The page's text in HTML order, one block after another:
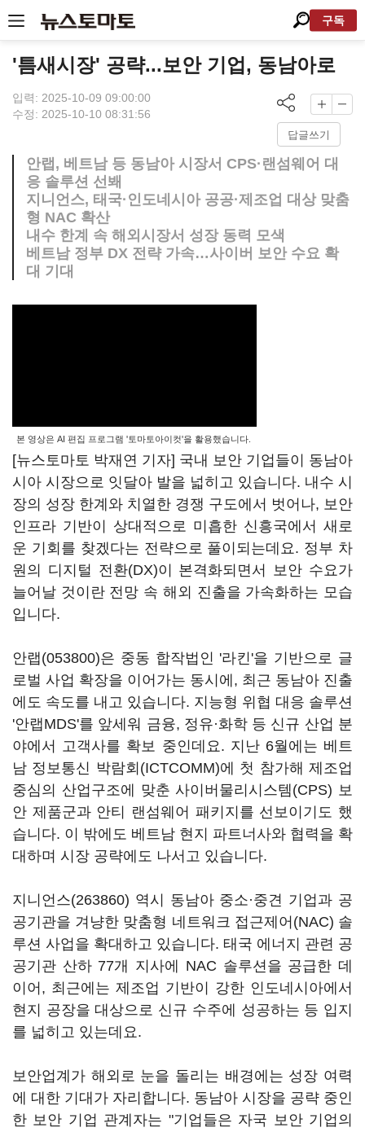
구독
'틈새시장' 공략...보안 기업, 동남아로
입력: 2025-10-09 09:00:00
수정: 2025-10-10 08:31:56
답글쓰기
안랩, 베트남 등 동남아 시장서 CPS·랜섬웨어 대
응 솔루션 선봬
지니언스, 태국·인도네시아 공공·제조업 대상 맞춤
형 NAC 확산
내수 한계 속 해외시장서 성장 동력 모색
베트남 정부 DX 전략 가속…사이버 보안 수요 확
대 기대
본 영상은 AI 편집 프로그램 '토마토아이컷'을 활용했습니다.
[뉴스토마토 박재연 기자] 국내 보안 기업들이 동남아
시아 시장으로 잇달아 발을 넓히고 있습니다. 내수 시
장의 성장 한계와 치열한 경쟁 구도에서 벗어나, 보안
인프라 기반이 상대적으로 미흡한 신흥국에서 새로
운 기회를 찾겠다는 전략으로 풀이되는데요. 정부 차
원의 디지털 전환(DX)이 본격화되면서 보안 수요가
늘어날 것이란 전망 속 해외 진출을 가속화하는 모습
입니다.
안랩(053800)은 중동 합작법인 '라킨'을 기반으로 글
로벌 사업 확장을 이어가는 동시에, 최근 동남아 진출
에도 속도를 내고 있습니다. 지능형 위협 대응 솔루션
'안랩MDS'를 앞세워 금융, 정유·화학 등 신규 산업 분
야에서 고객사를 확보 중인데요. 지난 6월에는 베트
남 정보통신 박람회(ICTCOMM)에 첫 참가해 제조업
중심의 산업구조에 맞춘 사이버물리시스템(CPS) 보
안 제품군과 안티 랜섬웨어 패키지를 선보이기도 했
습니다. 이 밖에도 베트남 현지 파트너사와 협력을 확
대하며 시장 공략에도 나서고 있습니다.
지니언스(263860) 역시 동남아 중소·중견 기업과 공
공기관을 겨냥한 맞춤형 네트워크 접근제어(NAC) 솔
루션 사업을 확대하고 있습니다. 태국 에너지 관련 공
공기관 산하 77개 지사에 NAC 솔루션을 공급한 데
이어, 최근에는 제조업 기반이 강한 인도네시아에서
현지 공장을 대상으로 신규 수주에 성공하는 등 입지
를 넓히고 있는데요.
보안업계가 해외로 눈을 돌리는 배경에는 성장 여력
에 대한 기대가 자리합니다. 동남아 시장을 공략 중인
한 보안 기업 관계자는 "기업들은 자국 보안 기업의